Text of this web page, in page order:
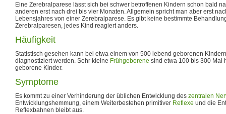
Eine Zerebralparese lässt sich bei schwer betroffenen Kindern schon bald
anderen erst nach drei bis vier Monaten. Allgemein spricht man aber erst
Lebensjahres von einer Zerebralparese. Es gibt keine bestimmte
Zerebralparesen, jedes Kind reagiert anders.
Häufigkeit
Statistisch gesehen kann bei etwa einem von 500 lebend geborenen
diagnostiziert werden. Sehr kleine Frühgeborene sind etwa 100 bis 300 Mal
geborene Kinder.
Symptome
Es kommt zu einer Verhinderung der üblichen Entwicklung des zentralen
Entwicklungshemmung, einem Weiterbestehen primitiver Reflexe und die
Reflexbahnen bleibt aus.